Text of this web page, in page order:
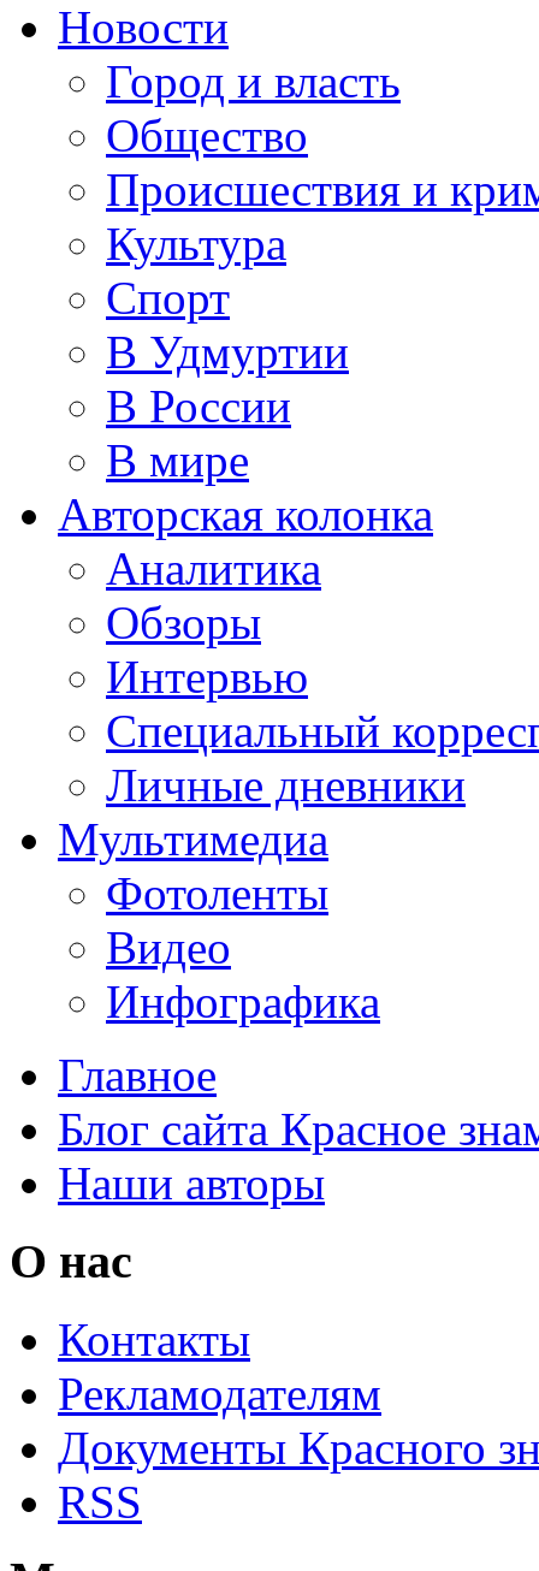
Новости
Город и власть
Общество
Происшествия и
Культура
Спорт
В Удмуртии
В России
В мире
Авторская колонка
Аналитика
Обзоры
Интервью
Специальный
Личные дневники
Мультимедиа
Фотоленты
Видео
Инфографика
Главное
Блог сайта Красное
Наши авторы
О нас
Контакты
Рекламодателям
Документы Красного
RSS